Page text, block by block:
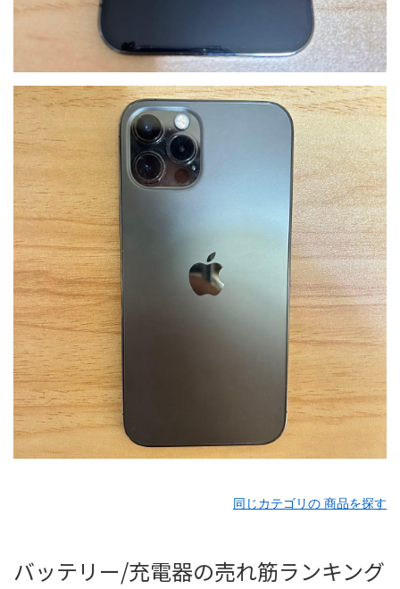
同じカテゴリの 商品を探す
バッテリー/充電器の売れ筋ランキング